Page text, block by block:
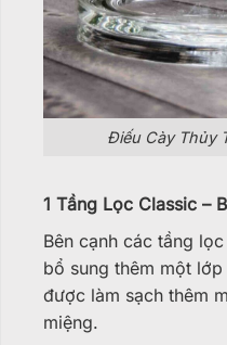
Điếu Cày Thủy
1 Tầng Lọc Classic –
Bên cạnh các tầng
bổ sung thêm một
được làm sạch thêm
miệng.